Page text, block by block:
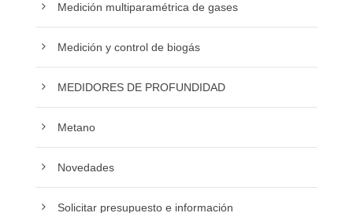
Medición multiparamétrica de gases
Medición y control de biogás
MEDIDORES DE PROFUNDIDAD
Metano
Novedades
Solicitar presupuesto e información